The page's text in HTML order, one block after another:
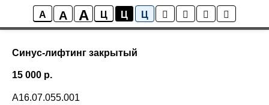
A A A Ц Ц Ц
Синус-лифтинг закрытый
15 000 р.
А16.07.055.001